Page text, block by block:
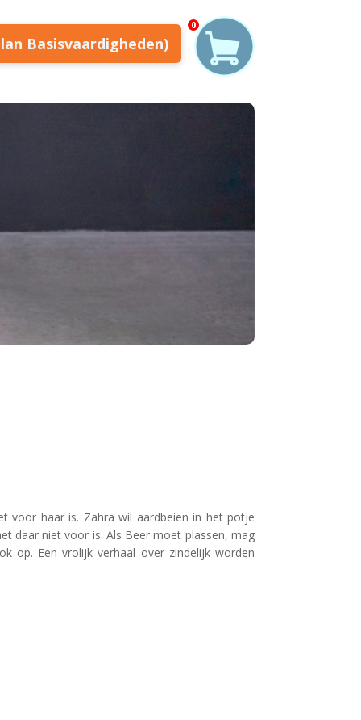
Basisvaardigheden)
0
voor haar is. Zahra wil aardbeien in het potje
daar niet voor is. Als Beer moet plassen, mag
op. Een vrolijk verhaal over zindelijk worden